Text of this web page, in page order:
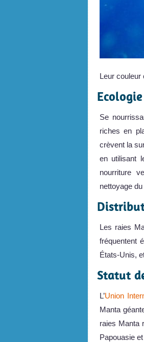
Leur couleur
Ecologie
Se
riches en
crèvent la
en utilisant
nourriture
nettoyage
Les raies
fréquentent
États-Unis,
Statut
L’Union
Manta
raies Manta
Papouasie